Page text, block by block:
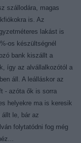
szállodára, magas
is. Az
lakást is
os készültségnél
bank kiszállt a
így az alvállalkozótól a
áll. A leálláskor az
- azóta ők is sorra
helyekre ma is keresik
le, bár az
folytatódni fog még